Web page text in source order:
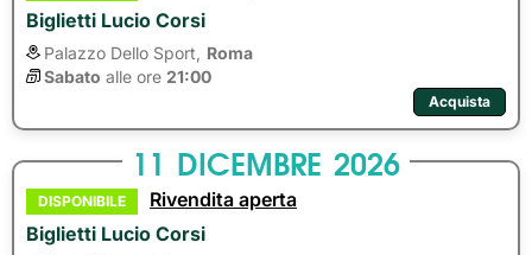
Biglietti Lucio Corsi
Palazzo Dello Sport,
Roma
Sabato alle ore 21:00
Acquista
11 DICEMBRE 2026
DISPONIBILE
Rivendita aperta
Biglietti Lucio Corsi